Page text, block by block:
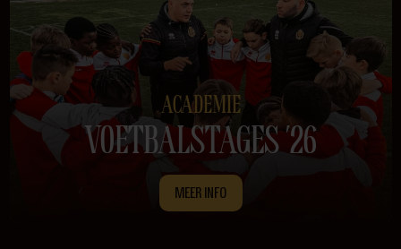
ACADEMIE
VOETBALSTAGES ’26
MEER INFO